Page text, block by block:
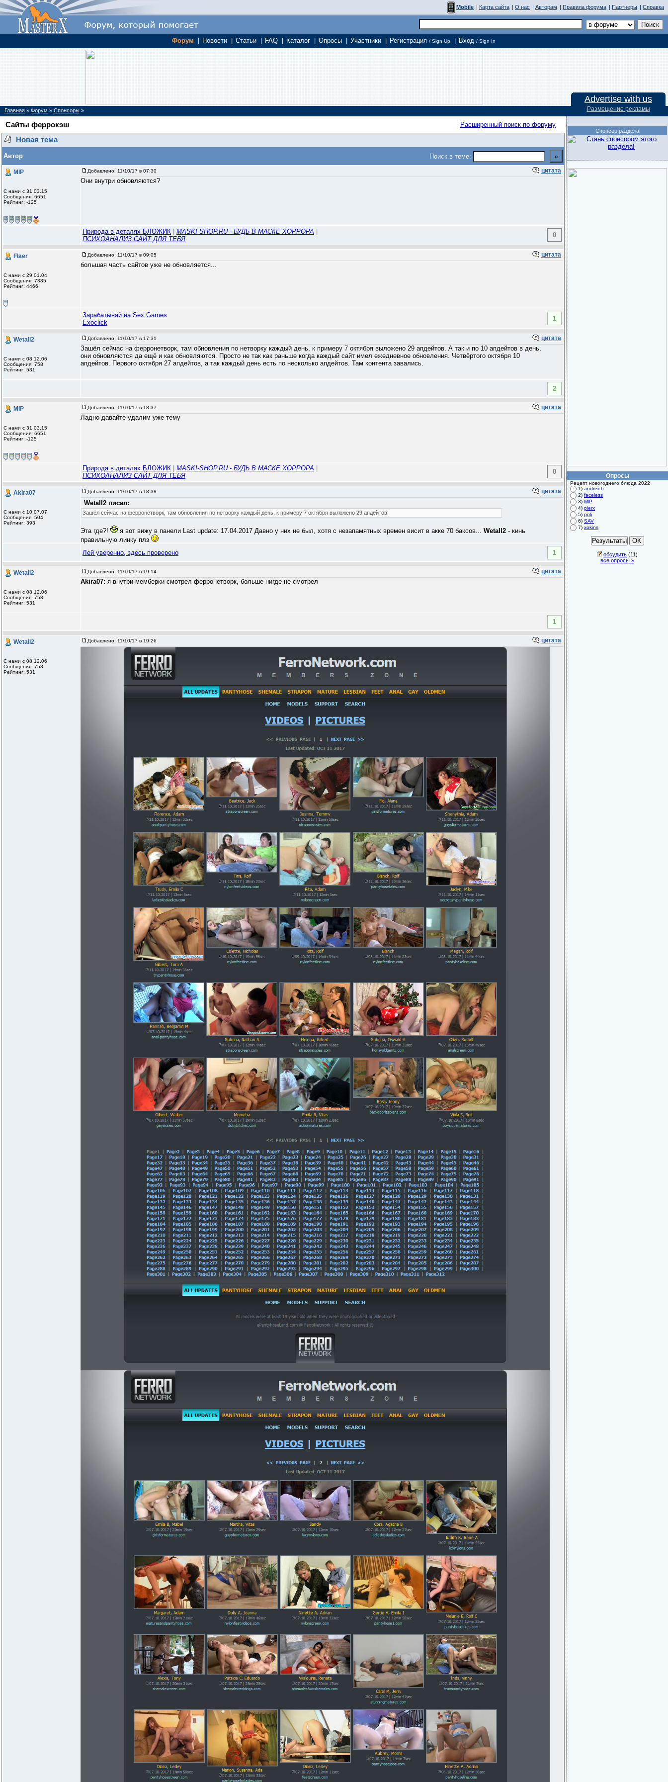
Mobile | Карта сайта | О нас | Авторам | Правила форума | Партнеры | Справка
Форум Новости Статьи FAQ Каталог Опросы Участники Регистрация / Sign Up Вход / Sign In
Advertise with us
Размещение рекламы
Главная » Форум » Спонсоры »
Сайты феррокэш Расширенный поиск по форуму
Новая тема
Автор Поиск в теме:
MlP
С нами с 31.03.15
Сообщения: 6651
Рейтинг: -125
Добавлено: 11/10/17 в 07:30 цитата
Они внутри обновляются?
Природа в деталях БЛОЖИК MASKI-SHOP.RU - БУДЬ В МАСКЕ ХОРРОРА
ПСИХОАНАЛИЗ САЙТ ДЛЯ ТЕБЯ
0
Flaer
С нами с 29.01.04
Сообщения: 7385
Рейтинг: 4466
Добавлено: 11/10/17 в 09:05 цитата
большая часть сайтов уже не обновляется...
Зарабатывай на Sex Games
Exoclick
1
Wetall2
С нами с 08.12.06
Сообщения: 758
Рейтинг: 531
Добавлено: 11/10/17 в 17:31 цитата
Зашёл сейчас на ферронетворк, там обновления по нетворку каждый день, к примеру 7 октября выложено 29 апдейтов. А так и по 10 апдейтов в день,
они обновляются да ещё и как обновляются. Просто не так как раньше когда каждый сайт имел ежедневное обновления. Четвёртого октября 10
апдейтов. Первого октября 27 апдейтов, а так каждый день есть по несколько апдейтов. Там контента завались.
2
MlP
С нами с 31.03.15
Сообщения: 6651
Рейтинг: -125
Добавлено: 11/10/17 в 18:37 цитата
Ладно давайте удалим уже тему
Природа в деталях БЛОЖИК MASKI-SHOP.RU - БУДЬ В МАСКЕ ХОРРОРА
ПСИХОАНАЛИЗ САЙТ ДЛЯ ТЕБЯ
0
Akira07
С нами с 10.07.07
Сообщения: 504
Рейтинг: 393
Добавлено: 11/10/17 в 18:38 цитата
Wetall2 писал:
Зашёл сейчас на ферронетворк, там обновления по нетворку каждый день, к примеру 7 октября выложено 29 апдейтов.
Эта где?! я вот вижу в панели Last update: 17.04.2017 Давно у них не был, хотя с незапамятных времен висит в акке 70 баксов... Wetall2 - кинь
правильную линку плз
Лей уверенно, здесь проверено
1
Wetall2
С нами с 08.12.06
Сообщения: 758
Рейтинг: 531
Добавлено: 11/10/17 в 19:14 цитата
Akira07: я внутри мемберки смотрел ферронетворк, больше нигде не смотрел
1
Wetall2
С нами с 08.12.06
Сообщения: 758
Рейтинг: 531
Добавлено: 11/10/17 в 19:26 цитата
Спонсор раздела
Опросы
Рецепт новогоднего блюда 2022
1) andreich
2) faceless
3) MlP
4) pierx
5) poli
6) SAV
7) xokins
обсудить (11)
все опросы »